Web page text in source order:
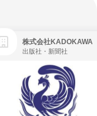
株式会社KADOKAWA
出版社・新聞社